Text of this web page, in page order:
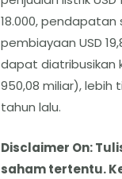
18.000,
pembiayaan USD
dapat diatribusikan
950,08 miliar), lebih
tahun lalu.
Disclaimer On:
saham tertentu.